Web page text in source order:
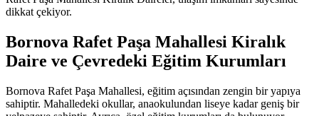
dikkat çekiyor.
Bornova Rafet Paşa Mahallesi Kiralık
Daire ve Çevredeki Eğitim Kurumları
Bornova Rafet Paşa Mahallesi, eğitim açısından zengin bir yapıya
sahiptir. Mahalledeki okullar, anaokulundan liseye kadar geniş bir